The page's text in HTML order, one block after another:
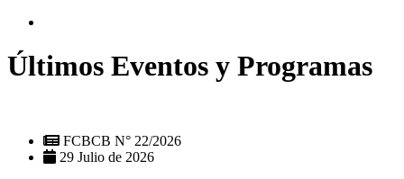
Últimos Eventos y Programas
FCBCB N° 22/2026
29 Julio de 2026